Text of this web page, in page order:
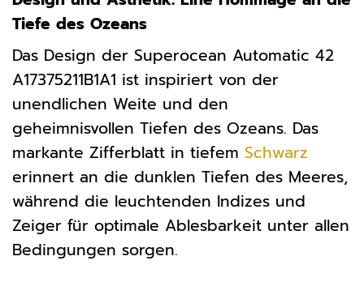
Tiefe des Ozeans
Das Design der Superocean Automatic 42
A17375211B1A1 ist inspiriert von der
unendlichen Weite und den
geheimnisvollen Tiefen des Ozeans. Das
markante Zifferblatt in tiefem Schwarz
erinnert an die dunklen Tiefen des Meeres,
während die leuchtenden Indizes und
Zeiger für optimale Ablesbarkeit unter allen
Bedingungen sorgen.